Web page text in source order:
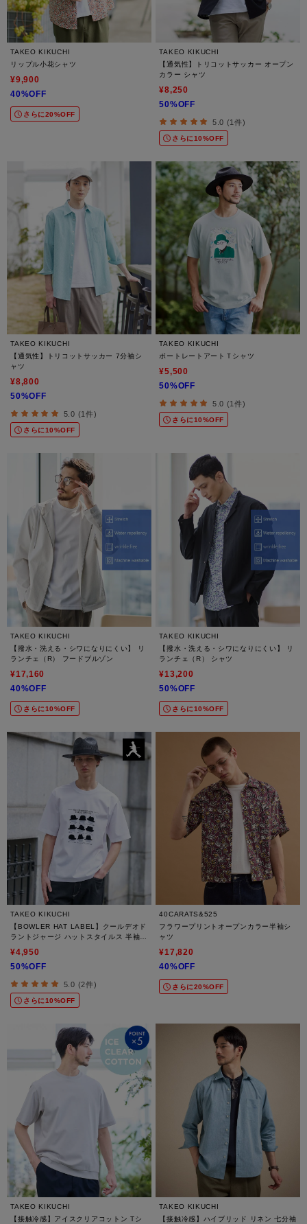
TAKEO KIKUCHI
リップル小花シャツ
¥9,900
40%OFF
さらに20%OFF
TAKEO KIKUCHI
【通気性】トリコットサッカー オープン
カラー シャツ
¥8,250
50%OFF
5.0 (1件)
さらに10%OFF
TAKEO KIKUCHI
【通気性】トリコットサッカー 7分袖シ
ャツ
¥8,800
50%OFF
5.0 (1件)
さらに10%OFF
TAKEO KIKUCHI
ポートレートアートＴシャツ
¥5,500
50%OFF
5.0 (1件)
さらに10%OFF
TAKEO KIKUCHI
【撥水・洗える・シワになりにくい】 リ
ランチェ（R） フードブルゾン
¥17,160
40%OFF
さらに10%OFF
TAKEO KIKUCHI
【撥水・洗える・シワになりにくい】 リ
ランチェ（R） シャツ
¥13,200
50%OFF
さらに10%OFF
TAKEO KIKUCHI
【BOWLER HAT LABEL】クールデオド
ラントジャージ ハットスタイルス 半袖T
シャツ
¥4,950
50%OFF
5.0 (2件)
さらに10%OFF
40CARATS&525
フラワープリントオープンカラー半袖シ
ャツ
¥17,820
40%OFF
さらに20%OFF
TAKEO KIKUCHI
【接触冷感】アイスクリアコットン Tシ
TAKEO KIKUCHI
【接触冷感】ハイブリッド リネン 七分袖